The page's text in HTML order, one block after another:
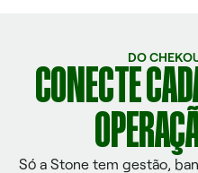
DO
CONECTE
Só a Stone tem gestão,